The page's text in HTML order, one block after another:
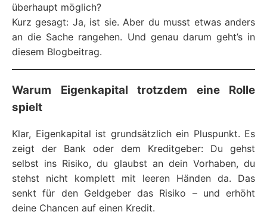
überhaupt möglich?
Kurz gesagt: Ja, ist sie. Aber du musst etwas anders
an die Sache rangehen. Und genau darum geht’s in
diesem Blogbeitrag.
Warum Eigenkapital trotzdem eine Rolle
spielt
Klar, Eigenkapital ist grundsätzlich ein Pluspunkt. Es
zeigt der Bank oder dem Kreditgeber: Du gehst
selbst ins Risiko, du glaubst an dein Vorhaben, du
stehst nicht komplett mit leeren Händen da. Das
senkt für den Geldgeber das Risiko – und erhöht
deine Chancen auf einen Kredit.